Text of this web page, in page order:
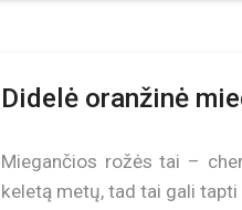
Didelė oranžinė
Miegančios rožės tai –
keletą metų, tad tai gali